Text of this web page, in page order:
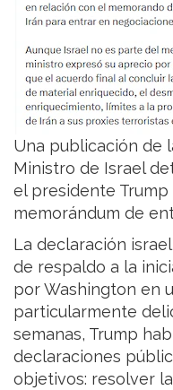
Una publicación de
Ministro de Israel
el presidente
memorándum de
La declaración
de respaldo a la
por Washington en
particularmente
semanas, Trump
declaraciones
objetivos: resolver